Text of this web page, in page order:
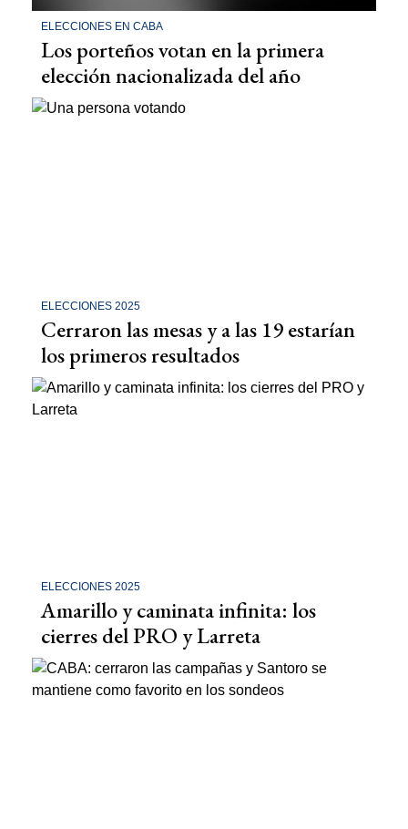
ELECCIONES EN CABA
Los porteños votan en la primera
elección nacionalizada del año
ELECCIONES 2025
Cerraron las mesas y a las 19 estarían
los primeros resultados
ELECCIONES 2025
Amarillo y caminata infinita: los
cierres del PRO y Larreta